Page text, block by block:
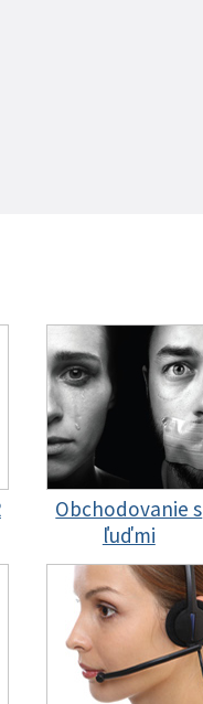
Obchodovanie s
ľuďmi